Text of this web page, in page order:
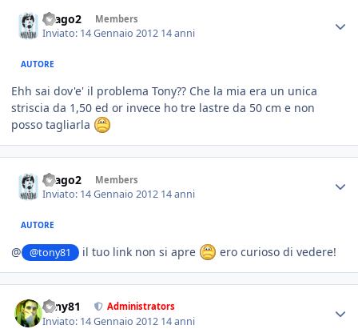
drago2 Members
Inviato: 14 Gennaio 2012 14 anni
AUTORE
Ehh sai dov'e' il problema Tony?? Che la mia era un unica
striscia da 1,50 ed or invece ho tre lastre da 50 cm e non
posso tagliarla
drago2 Members
Inviato: 14 Gennaio 2012 14 anni
AUTORE
@ @tony81 il tuo link non si apre ero curioso di vedere!
tony81 Administrators
Inviato: 14 Gennaio 2012 14 anni